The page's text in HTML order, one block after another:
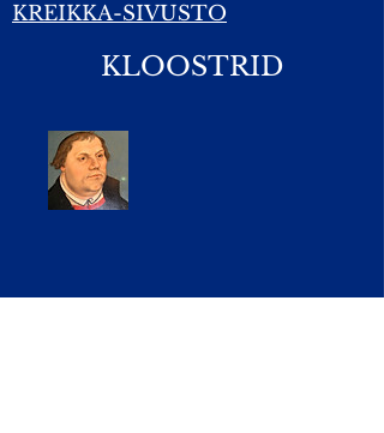
KREIKKA-SIVUSTO
KLOOSTRID